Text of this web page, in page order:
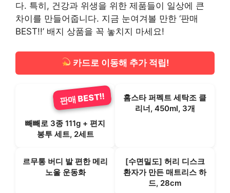
다. 특히, 건강과 위생을 위한 제품들이 일상에 큰
차이를 만들어줍니다. 지금 눈여겨볼 만한 ‘판매
BEST!!’ 배지 상품을 꼭 놓치지 마세요!
카드로 이동해 추가 적립!
판매 BEST!!
빼빼로 3종 111g + 편지
봉투 세트, 2세트
판매 BEST!!
홈스타 퍼펙트 세탁조 클
리너, 450ml, 3개
르무통 버디 발 편한 메리
노울 운동화
[수면밀도] 허리 디스크
환자가 만든 매트리스 하
드, 28cm